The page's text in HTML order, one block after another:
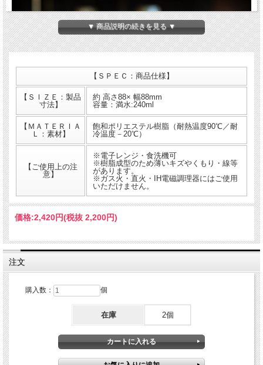
FEDECA COFFEE SERVER STRON 750ml
ガラスのように透明なのに”われないダブルウォールグラス”です。原料樹脂に透明
で丈夫な新素材「トライタン」を採用し、ガラスのような透明性と割れにくさを両
※「割れない」という表現は、空の状態で底部分を下にし1mの高さからフローリ
ング床へ落下する試験(社内基準)で破損しないことを表しています
▼ 商品説明の続きを見る ▼
【ＳＰＥＣ：商品仕様】
【ＳＩＺＥ：製品
寸法】
約 高さ88× 幅88mm
容量：満水:240ml
【ＭＡＴＥＲＩＡ
Ｌ：素材】
飽和ポリエステル樹脂（耐熱温度90℃／耐
冷温度－20℃）
【ご使用上の注
意】
※電子レンジ・食洗機可
※樹脂成型のため薄いキズやくもり・線等
があります。
※ガス火・直火・IH電磁調理器にはご使用
いただけません。
価格:2,420円(税抜 2,200円)
注文
購入数： 個
在庫 2個